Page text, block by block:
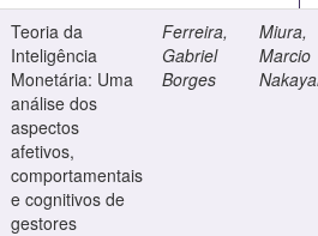
Teoria da
Inteligência
Monetária: Uma
análise dos
aspectos
afetivos,
comportamentais
e cognitivos de
gestores
Ferreira,
Gabriel
Borges
Miura,
Marcio